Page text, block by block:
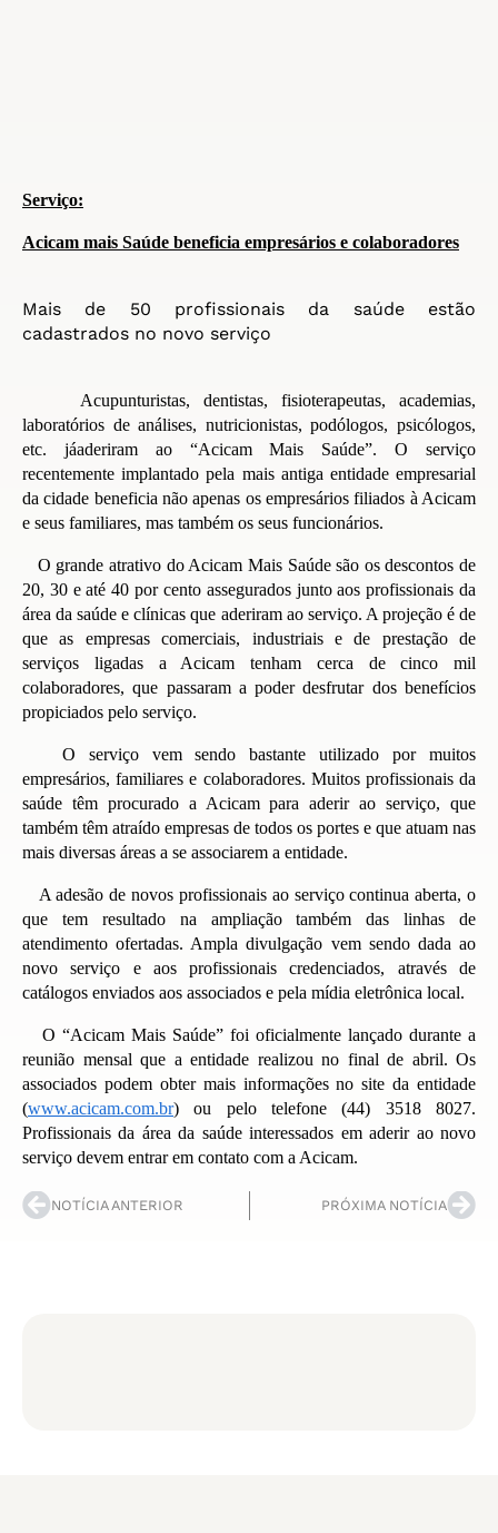
Serviço:
Acicam mais Saúde beneficia empresários e colaboradores
Mais de 50 profissionais da saúde estão
cadastrados no novo serviço
Acupunturistas, dentistas, fisioterapeutas, academias,
laboratórios de análises, nutricionistas, podólogos, psicólogos,
etc. jáaderiram ao “Acicam Mais Saúde”. O serviço
recentemente implantado pela mais antiga entidade empresarial
da cidade beneficia não apenas os empresários filiados à Acicam
e seus familiares, mas também os seus funcionários.
O grande atrativo do Acicam Mais Saúde são os descontos de
20, 30 e até 40 por cento assegurados junto aos profissionais da
área da saúde e clínicas que aderiram ao serviço. A projeção é de
que as empresas comerciais, industriais e de prestação de
serviços ligadas a Acicam tenham cerca de cinco mil
colaboradores, que passaram a poder desfrutar dos benefícios
propiciados pelo serviço.
O serviço vem sendo bastante utilizado por muitos
empresários, familiares e colaboradores. Muitos profissionais da
saúde têm procurado a Acicam para aderir ao serviço, que
também têm atraído empresas de todos os portes e que atuam nas
mais diversas áreas a se associarem a entidade.
A adesão de novos profissionais ao serviço continua aberta, o
que tem resultado na ampliação também das linhas de
atendimento ofertadas. Ampla divulgação vem sendo dada ao
novo serviço e aos profissionais credenciados, através de
catálogos enviados aos associados e pela mídia eletrônica local.
O “Acicam Mais Saúde” foi oficialmente lançado durante a
reunião mensal que a entidade realizou no final de abril. Os
associados podem obter mais informações no site da entidade
(www.acicam.com.br) ou pelo telefone (44) 3518 8027.
Profissionais da área da saúde interessados em aderir ao novo
serviço devem entrar em contato com a Acicam.
NOTÍCIA ANTERIOR PRÓXIMA NOTÍCIA